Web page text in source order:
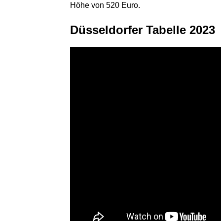
Höhe von 520 Euro.
Düsseldorfer Tabelle 2023